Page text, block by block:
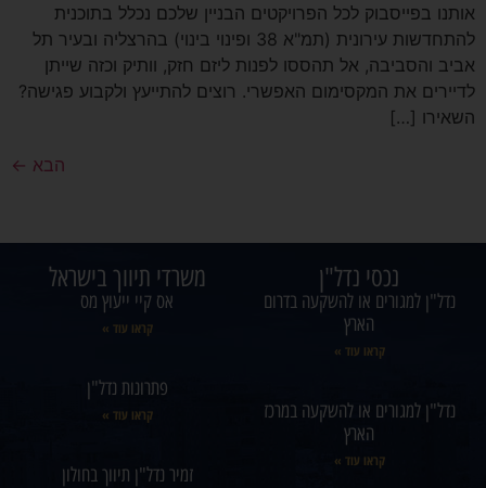
אותנו בפייסבוק לכל הפרויקטים הבניין שלכם נכלל בתוכנית
להתחדשות עירונית (תמ"א 38 ופינוי בינוי) בהרצליה ובעיר תל
אביב והסביבה, אל תהססו לפנות ליזם חזק, וותיק וכזה שייתן
לדיירים את המקסימום האפשרי. רוצים להתייעץ ולקבוע פגישה?
השאירו […]
הבא ←
נכסי נדל"ן
נדל"ן למגורים או להשקעה בדרום
הארץ
קראו עוד »
נדל"ן למגורים או להשקעה במרכז
הארץ
קראו עוד »
משרדי תיווך בישראל
אס קיי ייעוץ מס
קראו עוד »
פתרונות נדל"ן
קראו עוד »
זמיר נדל"ן תיווך בחולון